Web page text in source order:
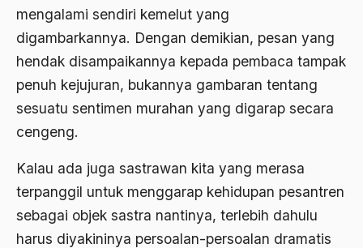
mengalami sendiri kemelut yang
digambarkannya. Dengan demikian, pesan yang
hendak disampaikannya kepada pembaca tampak
penuh kejujuran, bukannya gambaran tentang
sesuatu sentimen murahan yang digarap secara
cengeng.
Kalau ada juga sastrawan kita yang merasa
terpanggil untuk menggarap kehidupan pesantren
sebagai objek sastra nantinya, terlebih dahulu
harus diyakininya persoalan-persoalan dramatis
Alternatif Moral
Alternatif Nilai
Alternatif Politis
Amangkurat
Amar Ma'ruf Nahi Munkar